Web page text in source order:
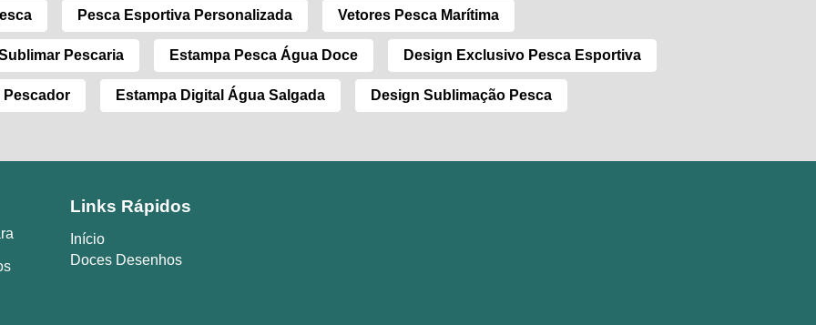
Pesca Esportiva Personalizada Vetores Pesca Marítima
Pescaria Estampa Pesca Água Doce Design Exclusivo Pesca Esportiva
Pescador Estampa Digital Água Salgada Design Sublimação Pesca
Links Rápidos
Início
Doces Desenhos